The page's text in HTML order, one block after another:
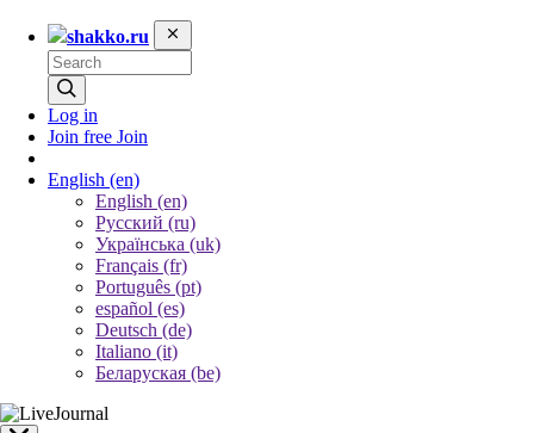
shakko.ru
Log in
Join free Join
English (en)
English (en)
Русский (ru)
Українська (uk)
Français (fr)
Português (pt)
español (es)
Deutsch (de)
Italiano (it)
Беларуская (be)